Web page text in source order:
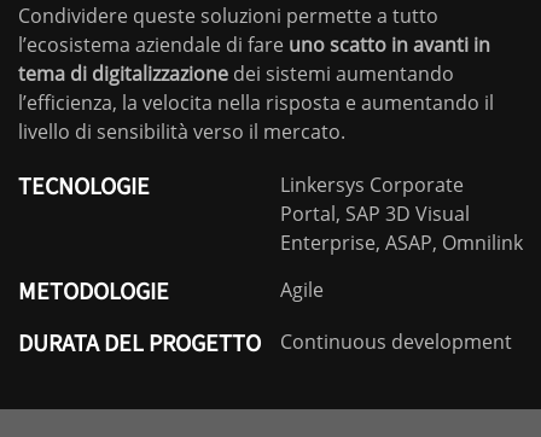
Condividere queste soluzioni permette a tutto
l’ecosistema aziendale di fare uno scatto in avanti in
tema di digitalizzazione dei sistemi aumentando
l’efficienza, la velocita nella risposta e aumentando il
livello di sensibilità verso il mercato.
TECNOLOGIE
Linkersys Corporate
Portal, SAP 3D Visual
Enterprise, ASAP, Omnilink
METODOLOGIE Agile
DURATA DEL PROGETTO Continuous development